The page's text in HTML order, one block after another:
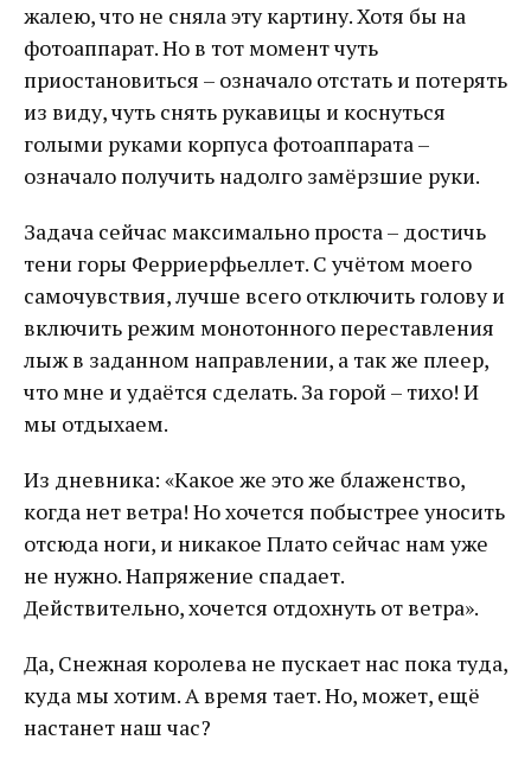
жалею, что не сняла эту картину. Хотя бы на
фотоаппарат. Но в тот момент чуть
приостановиться – означало отстать и потерять
из виду, чуть снять рукавицы и коснуться
голыми руками корпуса фотоаппарата –
означало получить надолго замёрзшие руки.
Задача сейчас максимально проста – достичь
тени горы Ферриерфьеллет. С учётом моего
самочувствия, лучше всего отключить голову и
включить режим монотонного переставления
лыж в заданном направлении, а так же плеер,
что мне и удаётся сделать. За горой – тихо! И
мы отдыхаем.
Из дневника: «Какое же это же блаженство,
когда нет ветра! Но хочется побыстрее уносить
отсюда ноги, и никакое Плато сейчас нам уже
не нужно. Напряжение спадает.
Действительно, хочется отдохнуть от ветра».
Да, Снежная королева не пускает нас пока туда,
куда мы хотим. А время тает. Но, может, ещё
настанет наш час?